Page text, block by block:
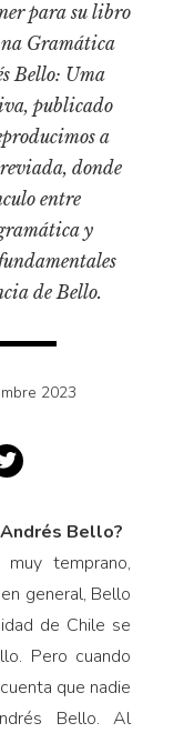
para su libro
Gramática
Bello: Uma
publicado
a
donde
entre
y
de Bello.
2023
Bello?
temprano,
general, Bello
de Chile se
Pero cuando
que nadie
Bello. Al